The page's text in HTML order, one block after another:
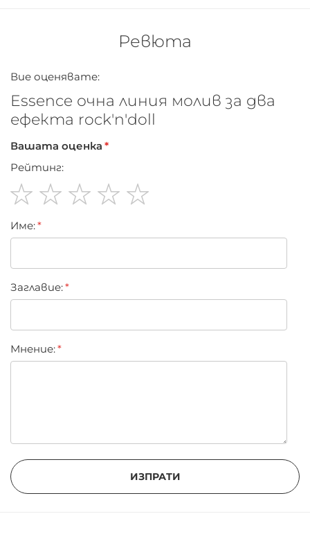
Ревюта
Вие оценявате:
Essence очна линия молив за два
ефекта rock'n'doll
Вашата оценка
Рейтинг:
star
stars
stars
stars
stars
Име:
Заглавиe:
Мнение:
ИЗПРАТИ